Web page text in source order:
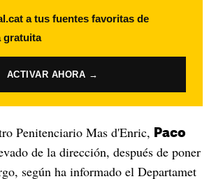
a tus fuentes favoritas de
gratuita
ACTIVAR AHORA →
Penitenciario Mas d'Enric, Paco
de la dirección, después de poner
según ha informado el Departamet